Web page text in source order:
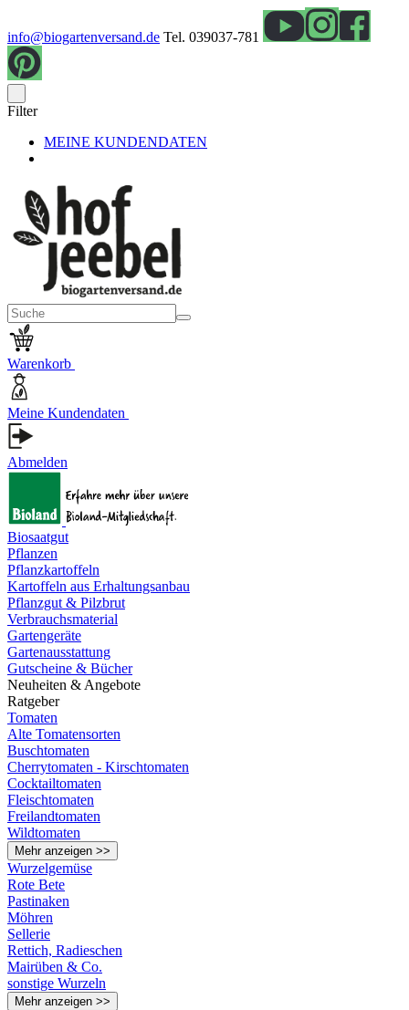
info@biogartenversand.de Tel. 039037-781
Filter
MEINE KUNDENDATEN
Warenkorb
Meine Kundendaten
Abmelden
Biosaatgut
Pflanzen
Pflanzkartoffeln
Kartoffeln aus Erhaltungsanbau
Pflanzgut & Pilzbrut
Verbrauchsmaterial
Gartengeräte
Gartenausstattung
Gutscheine & Bücher
Neuheiten & Angebote
Ratgeber
Tomaten
Alte Tomatensorten
Buschtomaten
Cherrytomaten - Kirschtomaten
Cocktailtomaten
Fleischtomaten
Freilandtomaten
Wildtomaten
Mehr anzeigen >>
Wurzelgemüse
Rote Bete
Pastinaken
Möhren
Sellerie
Rettich, Radieschen
Mairüben & Co.
sonstige Wurzeln
Mehr anzeigen >>